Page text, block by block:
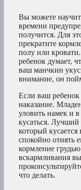
Вы можете
времени
получится. Для
прекратите
полу или
ребенок думает,
ваш манчкин
внимание, он
Если ваш ребенок
наказание.
уловить намек и
кусаться. Лучший
который
спокойно отнять
кормление
вскармливания
что делать.